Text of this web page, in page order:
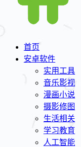
首页
安卓软件
实用工具
音乐影视
漫画小说
摄影修图
生活相关
学习教育
人工智能